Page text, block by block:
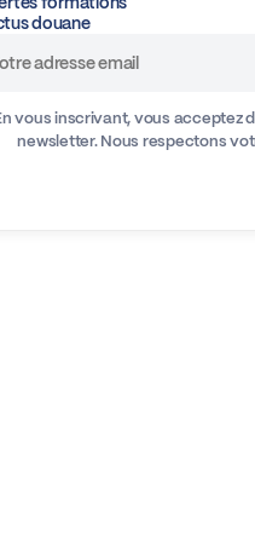
douane
vous inscrivant, vous acceptez
newsletter.Nous respectons